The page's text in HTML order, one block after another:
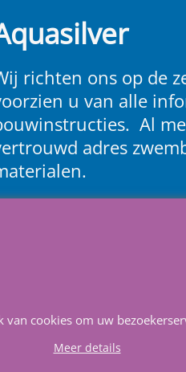
richten ons op de
u van alle
Al
adres
Service Privacy
van cookies om uw
Meer details